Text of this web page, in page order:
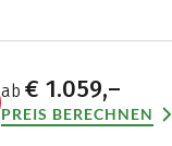
ab € 1.059,–
PREIS BERECHNEN